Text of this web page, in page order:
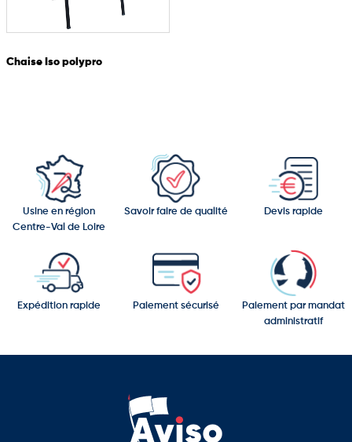
Chaise Iso polypro
Usine en région
Centre-Val de Loire
Savoir faire de qualité Devis rapide
Expédition rapide Paiement sécurisé
Paiement par mandat
administratif